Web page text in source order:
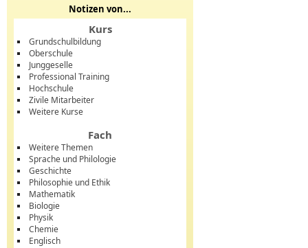
Notizen von...
Kurs
Grundschulbildung
Oberschule
Junggeselle
Professional Training
Hochschule
Zivile Mitarbeiter
Weitere Kurse
Fach
Weitere Themen
Sprache und Philologie
Geschichte
Philosophie und Ethik
Mathematik
Biologie
Physik
Chemie
Englisch